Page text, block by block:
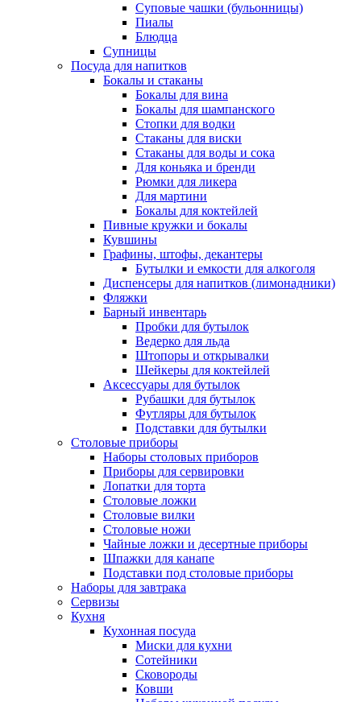
Суповые чашки (бульонницы)
Пиалы
Блюдца
Супницы
Посуда для напитков
Бокалы и стаканы
Бокалы для вина
Бокалы для шампанского
Стопки для водки
Стаканы для виски
Стаканы для воды и сока
Для коньяка и бренди
Рюмки для ликера
Для мартини
Бокалы для коктейлей
Пивные кружки и бокалы
Кувшины
Графины, штофы, декантеры
Бутылки и емкости для алкоголя
Диспенсеры для напитков (лимонадники)
Фляжки
Барный инвентарь
Пробки для бутылок
Ведерко для льда
Штопоры и открывалки
Шейкеры для коктейлей
Аксессуары для бутылок
Рубашки для бутылок
Футляры для бутылок
Подставки для бутылки
Столовые приборы
Наборы столовых приборов
Приборы для сервировки
Лопатки для торта
Столовые ложки
Столовые вилки
Столовые ножи
Чайные ложки и десертные приборы
Шпажки для канапе
Подставки под столовые приборы
Наборы для завтрака
Сервизы
Кухня
Кухонная посуда
Миски для кухни
Сотейники
Сковороды
Ковши